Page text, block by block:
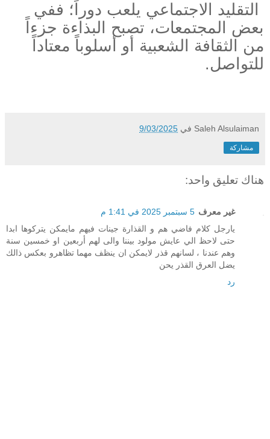
التقليد الاجتماعي يلعب دوراً؛ ففي
بعض المجتمعات، تصبح البذاءة جزءاً
من الثقافة الشعبية أو أسلوباً معتاداً
للتواصل.
Saleh Alsulaiman في 9/03/2025
مشاركة
هناك تعليق واحد:
غير معرف 5 سبتمبر 2025 في 1:41 م
يارجل كلام فاضي هم و القذارة جينات فيهم مايمكن يتركوها ابدا
حتى لاحظ الي عايش مولود بيننا والى لهم أربعين او خمسين سنة
وهم عندنا ، لسانهم قذر لايمكن ان ينظف مهما تظاهرو بعكس ذالك
يضل العرق القذر يحن
رد